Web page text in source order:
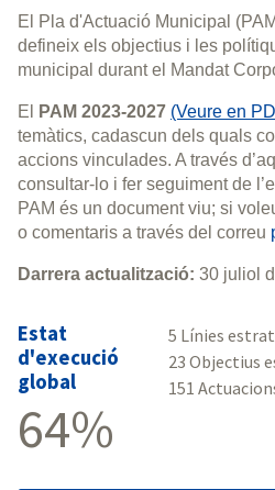
El Pla d'Actuació Municipal
defineix els objectius i les
municipal durant el Mandat
El PAM 2023-2027 (Veure en
temàtics, cadascun dels quals
accions vinculades. A través
consultar-lo i fer seguiment de
PAM és un document viu; si
o comentaris a través del correu
Darrera actualització: 30 juliol
Estat
d'execució
global
64%
5 Línies
23 Objectius
151